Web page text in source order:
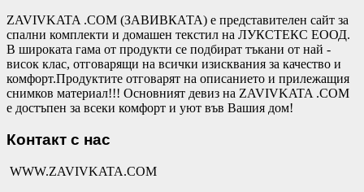
ZAVIVKATA .COM (ЗАВИВКАТА) е представителен сайт за
спални комплекти и домашен текстил на ЛУКСТЕКС ЕООД.
В широката гама от продукти се подбират тъкани от най -
висок клас, отговарящи на всички изисквания за качество и
комфорт.Продуктите отговарят на описанието и прилежащия
снимков материал!!! Основният девиз на ZAVIVKATA .COM
е достъпен за всеки комфорт и уют във Вашия дом!
Контакт с нас
WWW.ZAVIVKATA.COM